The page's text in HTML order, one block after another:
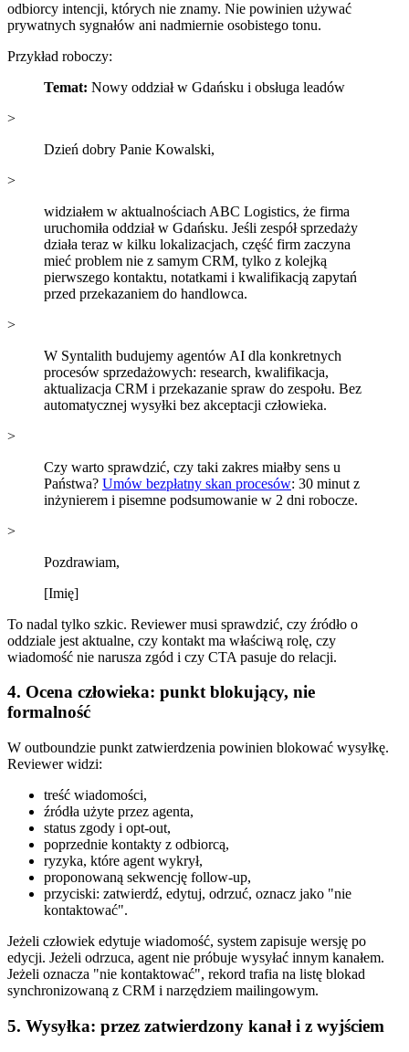
odbiorcy intencji, których nie znamy. Nie powinien używać
prywatnych sygnałów ani nadmiernie osobistego tonu.
Przykład roboczy:
Temat: Nowy oddział w Gdańsku i obsługa leadów
>
Dzień dobry Panie Kowalski,
>
widziałem w aktualnościach ABC Logistics, że firma
uruchomiła oddział w Gdańsku. Jeśli zespół sprzedaży
działa teraz w kilku lokalizacjach, część firm zaczyna
mieć problem nie z samym CRM, tylko z kolejką
pierwszego kontaktu, notatkami i kwalifikacją zapytań
przed przekazaniem do handlowca.
>
W Syntalith budujemy agentów AI dla konkretnych
procesów sprzedażowych: research, kwalifikacja,
aktualizacja CRM i przekazanie spraw do zespołu. Bez
automatycznej wysyłki bez akceptacji człowieka.
>
Czy warto sprawdzić, czy taki zakres miałby sens u
Państwa? Umów bezpłatny skan procesów: 30 minut z
inżynierem i pisemne podsumowanie w 2 dni robocze.
>
Pozdrawiam,
[Imię]
To nadal tylko szkic. Reviewer musi sprawdzić, czy źródło o
oddziale jest aktualne, czy kontakt ma właściwą rolę, czy
wiadomość nie narusza zgód i czy CTA pasuje do relacji.
4. Ocena człowieka: punkt blokujący, nie
formalność
W outboundzie punkt zatwierdzenia powinien blokować wysyłkę.
Reviewer widzi:
treść wiadomości,
źródła użyte przez agenta,
status zgody i opt-out,
poprzednie kontakty z odbiorcą,
ryzyka, które agent wykrył,
proponowaną sekwencję follow-up,
przyciski: zatwierdź, edytuj, odrzuć, oznacz jako "nie
kontaktować".
Jeżeli człowiek edytuje wiadomość, system zapisuje wersję po
edycji. Jeżeli odrzuca, agent nie próbuje wysyłać innym kanałem.
Jeżeli oznacza "nie kontaktować", rekord trafia na listę blokad
synchronizowaną z CRM i narzędziem mailingowym.
5. Wysyłka: przez zatwierdzony kanał i z wyjściem